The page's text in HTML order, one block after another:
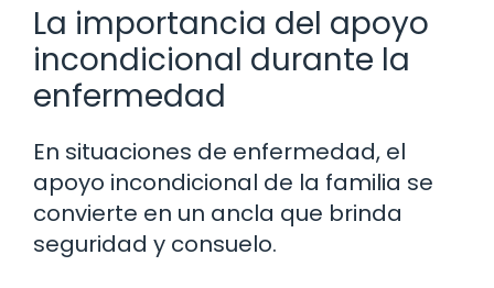
La importancia del apoyo
incondicional durante la
enfermedad
En situaciones de enfermedad, el
apoyo incondicional de la familia se
convierte en un ancla que brinda
seguridad y consuelo.